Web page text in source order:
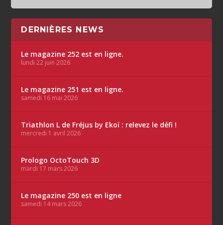
DERNIÈRES NEWS
Le magazine 252 est en ligne.
lundi 22 juin 2026
Le magazine 251 est en ligne.
samedi 16 mai 2026
Triathlon L de Fréjus by Ekoï : relevez le défi !
mercredi 1 avril 2026
Prologo OctoTouch 3D
mardi 17 mars 2026
Le magazine 250 est en ligne
samedi 14 mars 2026